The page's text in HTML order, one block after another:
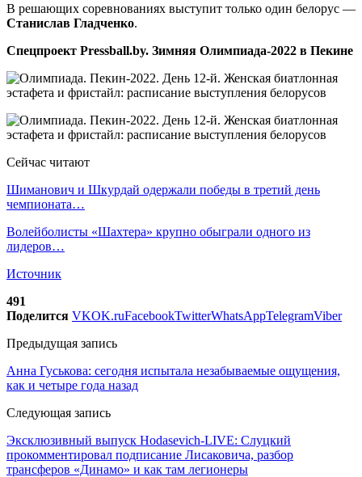
В решающих соревнованиях выступит только один белорус —
Станислав Гладченко.
Спецпроект Pressball.by. Зимняя Олимпиада-2022 в Пекине
Сейчас читают
Шиманович и Шкурдай одержали победы в третий день
чемпионата…
Волейболисты «Шахтера» крупно обыграли одного из
лидеров…
Источник
491
Поделится VKOK.ruFacebookTwitterWhatsAppTelegramViber
Предыдущая запись
Анна Гуськова: сегодня испытала незабываемые ощущения,
как и четыре года назад
Следующая запись
Эксклюзивный выпуск Hodasevich-LIVE: Слуцкий
прокомментировал подписание Лисаковича, разбор
трансферов «Динамо» и как там легионеры